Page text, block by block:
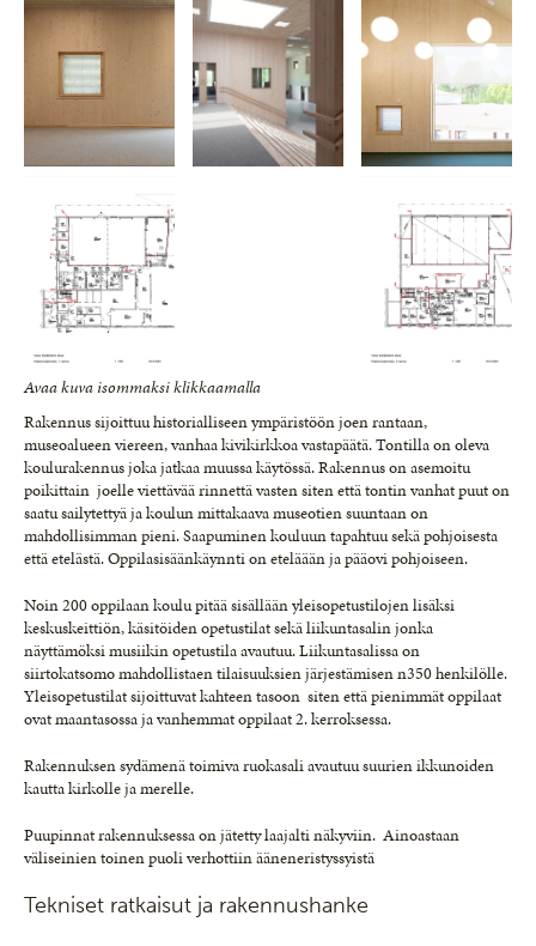
Avaa kuva isommaksi klikkaamalla
Rakennus sijoittuu historialliseen ympäristöön joen rantaan,
museoalueen viereen, vanhaa kivikirkkoa vastapäätä. Tontilla on oleva
koulurakennus joka jatkaa muussa käytössä. Rakennus on asemoitu
poikittain joelle viettävää rinnettä vasten siten että tontin vanhat puut on
saatu sailytettyä ja koulun mittakaava museotien suuntaan on
mahdollisimman pieni. Saapuminen kouluun tapahtuu sekä pohjoisesta
että etelästä. Oppilasisäänkäynnti on eteläään ja pääovi pohjoiseen.
Noin 200 oppilaan koulu pitää sisällään yleisopetustilojen lisäksi
keskuskeittiön, käsitöiden opetustilat sekä liikuntasalin jonka
näyttämöksi musiikin opetustila avautuu. Liikuntasalissa on
siirtokatsomo mahdollistaen tilaisuuksien järjestämisen n350 henkilölle.
Yleisopetustilat sijoittuvat kahteen tasoon siten että pienimmät oppilaat
ovat maantasossa ja vanhemmat oppilaat 2. kerroksessa.
Rakennuksen sydämenä toimiva ruokasali avautuu suurien ikkunoiden
kautta kirkolle ja merelle.
Puupinnat rakennuksessa on jätetty laajalti näkyviin. Ainoastaan
väliseinien toinen puoli verhottiin ääneneristyssyistä
Tekniset ratkaisut ja rakennushanke